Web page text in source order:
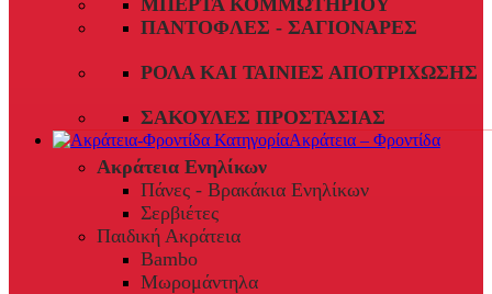
ΜΠΈΡΤΑ ΚΟΜΜΩΤΗΡΊΟΥ
ΠΑΝΤΌΦΛΕΣ - ΣΑΓΙΟΝΆΡΕΣ
ΡΟΛΆ ΚΑΙ ΤΑΙΝΊΕΣ ΑΠΟΤΡΊΧΩΣΗΣ
ΣΑΚΟΎΛΕΣ ΠΡΟΣΤΑΣΊΑΣ
Ακράτεια – Φροντίδα
Ακράτεια Ενηλίκων
Πάνες - Βρακάκια Ενηλίκων
Σερβιέτες
Παιδική Ακράτεια
Bambo
Μωρομάντηλα